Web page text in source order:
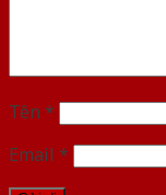
Tên *
Email *